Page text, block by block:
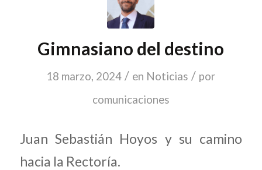
Gimnasiano del destino
18 marzo, 2024 / en Noticias / por
comunicaciones
Juan Sebastián Hoyos y su camino
hacia la Rectoría.